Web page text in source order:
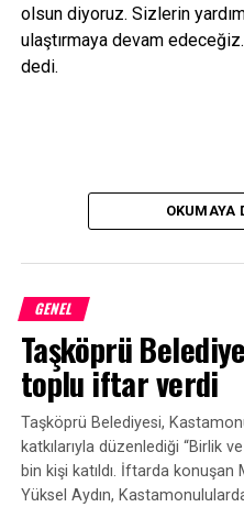
olsun diyoruz. Sizlerin
ulaştırmaya devam
dedi.
OKUMAYA
GENEL
Taşköprü
toplu iftar verdi
Taşköprü Belediyesi,
katkılarıyla düzenlediği “Birlik
bin kişi katıldı. İftarda konuşan
Yüksel Aydın,